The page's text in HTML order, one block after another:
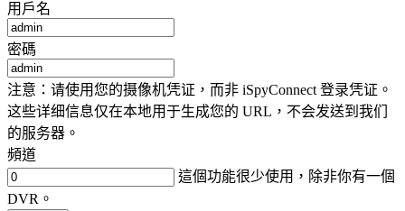
用戶名
密碼
注意：请使用您的摄像机凭证，而非 iSpyConnect 登录凭证。
这些详细信息仅在本地用于生成您的 URL，不会发送到我们
的服务器。
頻道
這個功能很少使用，除非你有一個
DVR。